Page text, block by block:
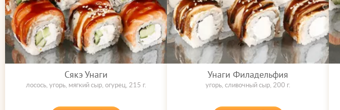
Сякэ Унаги
лосось, угорь, мягкий сыр, огурец, 215 г.
Унаги Филадельфия
угорь, сливочный сыр, 200 г.